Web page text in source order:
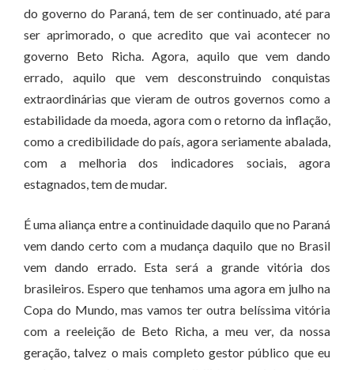
do governo do Paraná, tem de ser continuado, até para
ser aprimorado, o que acredito que vai acontecer no
governo Beto Richa. Agora, aquilo que vem dando
errado, aquilo que vem desconstruindo conquistas
extraordinárias que vieram de outros governos como a
estabilidade da moeda, agora com o retorno da inflação,
como a credibilidade do país, agora seriamente abalada,
com a melhoria dos indicadores sociais, agora
estagnados, tem de mudar.
É uma aliança entre a continuidade daquilo que no Paraná
vem dando certo com a mudança daquilo que no Brasil
vem dando errado. Esta será a grande vitória dos
brasileiros. Espero que tenhamos uma agora em julho na
Copa do Mundo, mas vamos ter outra belíssima vitória
com a reeleição de Beto Richa, a meu ver, da nossa
geração, talvez o mais completo gestor público que eu